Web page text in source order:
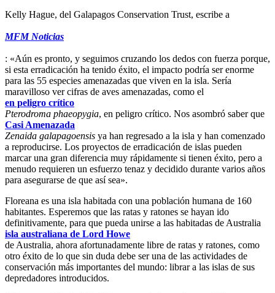
Kelly Hague, del Galapagos Conservation Trust, escribe a
MFM Noticias
: «Aún es pronto, y seguimos cruzando los dedos con fuerza porque,
si esta erradicación ha tenido éxito, el impacto podría ser enorme
para las 55 especies amenazadas que viven en la isla. Sería
maravilloso ver cifras de aves amenazadas, como el
en peligro crítico
Pterodroma phaeopygia, en peligro crítico. Nos asombró saber que
Casi Amenazada
Zenaida galapagoensis ya han regresado a la isla y han comenzado
a reproducirse. Los proyectos de erradicación de islas pueden
marcar una gran diferencia muy rápidamente si tienen éxito, pero a
menudo requieren un esfuerzo tenaz y decidido durante varios años
para asegurarse de que así sea».
Floreana es una isla habitada con una población humana de 160
habitantes. Esperemos que las ratas y ratones se hayan ido
definitivamente, para que pueda unirse a las habitadas de Australia
isla australiana de Lord Howe
de Australia, ahora afortunadamente libre de ratas y ratones, como
otro éxito de lo que sin duda debe ser una de las actividades de
conservación más importantes del mundo: librar a las islas de sus
depredadores introducidos.